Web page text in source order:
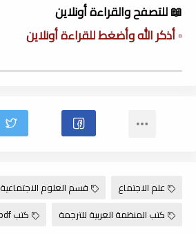
📖 للتصفح والقراءة أونلاين
▫️ أذكر الله وأضغط للقراءة أونلاين
علم الاجتماع
قسم العلوم الاجتماعية
كتب المنظمة العربية للترجمة
كتب pdf